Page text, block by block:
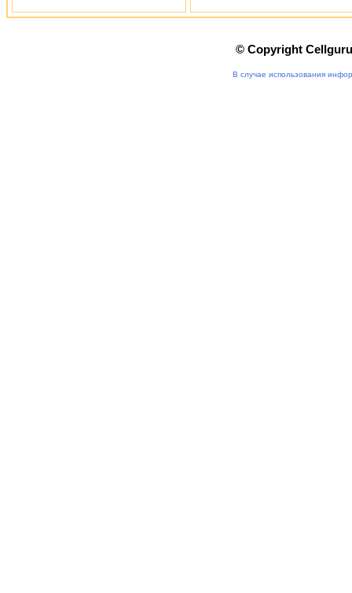
© Copyright
В случае использования